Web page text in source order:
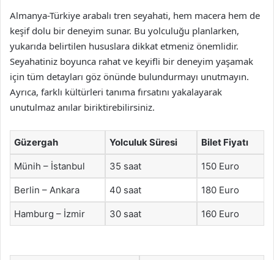
Almanya-Türkiye arabalı tren seyahati, hem macera hem de
keşif dolu bir deneyim sunar. Bu yolculuğu planlarken,
yukarıda belirtilen hususlara dikkat etmeniz önemlidir.
Seyahatiniz boyunca rahat ve keyifli bir deneyim yaşamak
için tüm detayları göz önünde bulundurmayı unutmayın.
Ayrıca, farklı kültürleri tanıma fırsatını yakalayarak
unutulmaz anılar biriktirebilirsiniz.
Güzergah Yolculuk Süresi Bilet Fiyatı
Münih – İstanbul 35 saat 150 Euro
Berlin – Ankara 40 saat 180 Euro
Hamburg – İzmir 30 saat 160 Euro